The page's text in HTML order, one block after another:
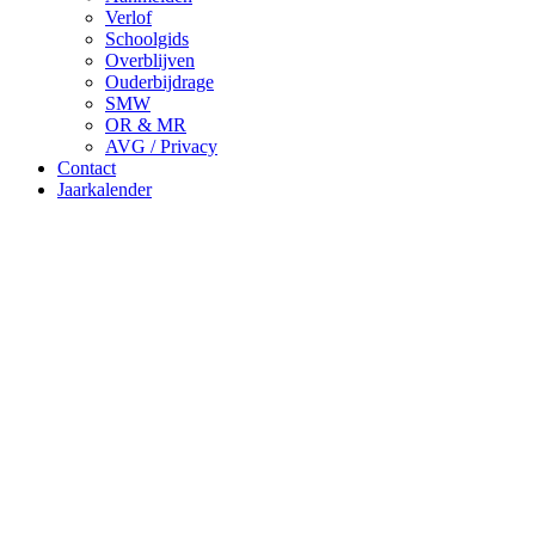
Verlof
Schoolgids
Overblijven
Ouderbijdrage
SMW
OR & MR
AVG / Privacy
Contact
Jaarkalender